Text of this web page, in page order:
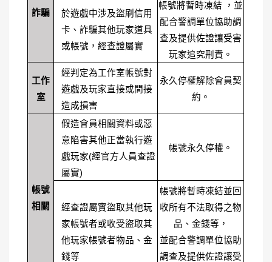
詐騙
於遊戲中涉及盜刷信用
卡、詐騙其他玩家道具
或帳號，經查證屬實
帳號將暫時凍結 ，並
配合警調單位協助調
查及提供佐證讓受害
玩家追究刑責。
工作
室
經判定為工作室帳號對
遊戲及玩家直接或間接
造成損害
永久停權解除會員契
約。
帳號
相關
假造會員相關資料或惡
意陷害其他正當執行遊
戲玩家(經官方人員查證
屬實)
帳號永久停權。
經查證屬實盜取其他玩
家帳號者或收受盜取其
他玩家帳號者物品、金
錢等
帳號將暫時凍結並回
收所有不法取得之物
品、金錢等，
並配合警調單位協助
調查及提供佐證讓受